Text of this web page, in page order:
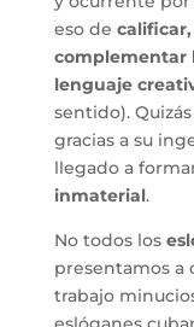
eso de
complementar
lenguaje
sentido).
gracias a su
llegado a
inmaterial.
No todos los
presentamos a
trabajo